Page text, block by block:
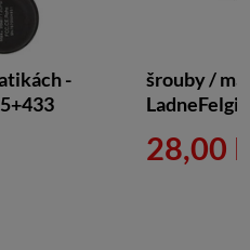
-
šrouby /
LadneFelgi
28,00